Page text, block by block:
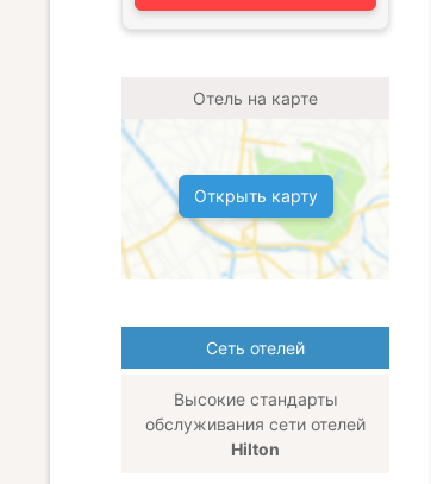
Отель на карте
Открыть карту
Сеть отелей
Высокие стандарты
обслуживания сети отелей
Hilton